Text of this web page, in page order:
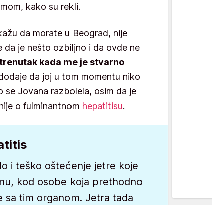
kako su rekli.
da morate u Beograd, nije
da je nešto ozbiljno i da ovde ne
kada me je stvarno
da joj u tom momentu niko
Jovana razbolela, osim da je
o fulminantnom hepatitisu.
i teško oštećenje jetre koje
kod osobe koja prethodno
sa tim organom. Jetra tada